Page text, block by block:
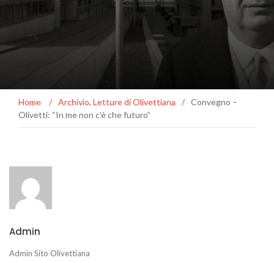
Home / Archivio, Letture di Olivettiana / Convegno –
Olivetti: “In me non c’è che futuro”
Admin
Admin Sito Olivettiana